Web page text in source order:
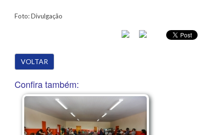
Foto: Divulgação
VOLTAR
Confira também: